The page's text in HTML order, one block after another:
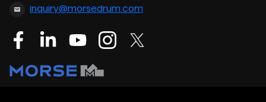
inquiry@morsedrum.com